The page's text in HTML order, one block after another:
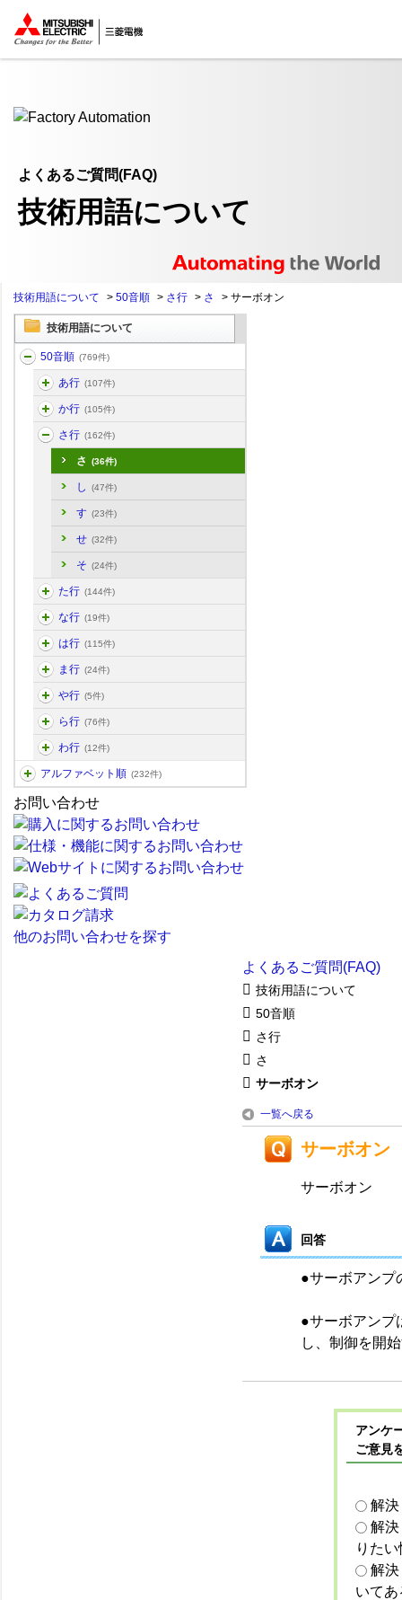
ここから本文
よくあるご質問(FAQ)
技術用語について
技術用語について > 50音順 > さ行 > さ > サーボオン
技術用語について
50音順 (769件)
あ行 (107件)
か行 (105件)
さ行 (162件)
さ (36件)
し (47件)
す (23件)
せ (32件)
そ (24件)
た行 (144件)
な行 (19件)
は行 (115件)
ま行 (24件)
や行 (5件)
ら行 (76件)
わ行 (12件)
アルファベット順 (232件)
お問い合わせ
他のお問い合わせを探す
よくあるご質問(FAQ)
技術用語について
50音順
さ行
さ
サーボオン
一覧へ戻る
サーボオン
サーボオン
回答
●サーボアンプ
●サーボアンプ
し、制御を開
アンケ
ご意見
解
解
りた
解
いて